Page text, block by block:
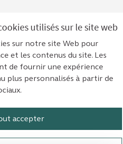
utilisés sur le site web
sur notre site Web pour
et les contenus du site. Les
de fournir une expérience
plus personnalisés à partir de
accepter
par : Les plus anciens
des cookies
de participation de la
Plateforme de participation de la
Plateforme de participation
Plateforme de